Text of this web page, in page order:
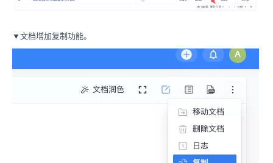
▼文档增加复制功能。